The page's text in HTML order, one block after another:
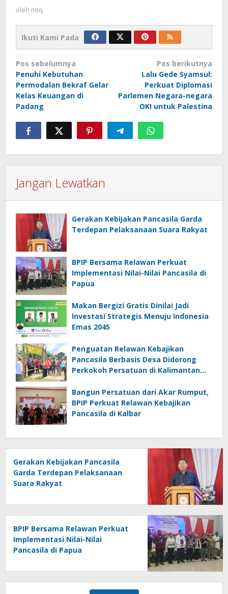
oleh mtq
Ikuti Kami Pada
Navigasi
pos
Pos sebelumnya
Penuhi Kebutuhan
Permodalan Bekraf Gelar
Kelas Keuangan di
Padang
Pos berikutnya
Lalu Gede Syamsul:
Perkuat Diplomasi
Parlemen Negara-negara
OKI untuk Palestina
Jangan Lewatkan
Gerakan Kebijakan Pancasila Garda
Terdepan Pelaksanaan Suara Rakyat
BPIP Bersama Relawan Perkuat
Implementasi Nilai-Nilai Pancasila di
Papua
Makan Bergizi Gratis Dinilai Jadi
Investasi Strategis Menuju Indonesia
Emas 2045
Penguatan Relawan Kebajikan
Pancasila Berbasis Desa Didorong
Perkokoh Persatuan di Kalimantan
Bangun Persatuan dari Akar Rumput,
BPIP Perkuat Relawan Kebajikan
Pancasila di Kalbar
Gerakan Kebijakan Pancasila
Garda Terdepan Pelaksanaan
Suara Rakyat
BPIP Bersama Relawan Perkuat
Implementasi Nilai-Nilai
Pancasila di Papua